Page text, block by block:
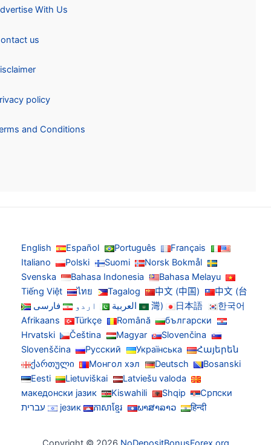
Advertise With Us
Contact us
Disclaimer
Privacy policy
Terms and Conditions
English Español Português
Français
Italiano
Polski Suomi
Norsk Bokmål
Svenska
Bahasa Indonesia
Bahasa Melayu
Tiếng Việt
ไทย Tagalog 中文 (中国)
中文 (台
灣)
日本語 한국어 العربية اردو
فارسی
Afrikaans
Türkçe Română
български
Hrvatski
Čeština Magyar
Slovenčina
Slovenščina
Русский Українська
Հայերեն
ქართული
Монгол хэл Deutsch
Bosanski
Eesti
Lietuviškai
Latviešu valoda
македонски јазик
Kiswahili Shqip
Српски
језик
ភាសាខ្មែរ ພາສາລາວ हिन्दी עברית